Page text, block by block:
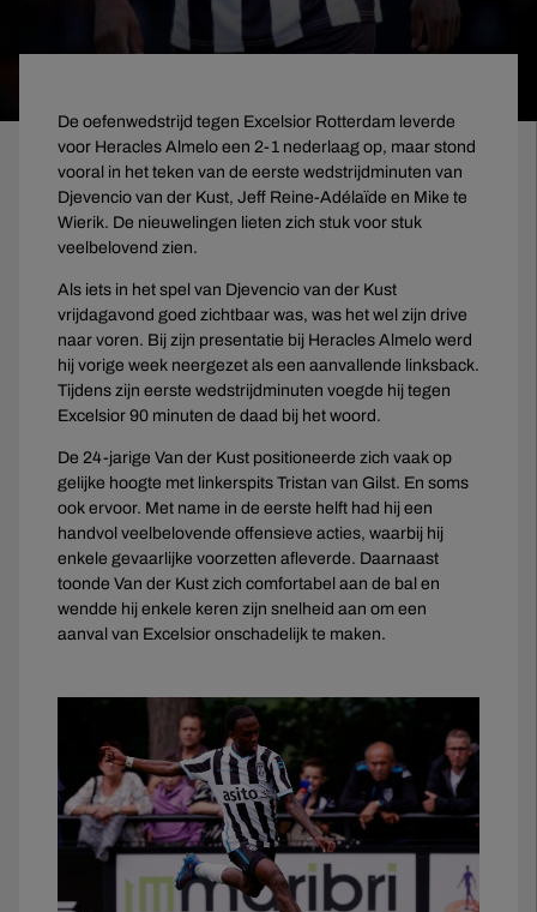
De oefenwedstrijd tegen Excelsior Rotterdam leverde
voor Heracles Almelo een 2-1 nederlaag op, maar stond
vooral in het teken van de eerste wedstrijdminuten van
Djevencio van der Kust, Jeff Reine-Adélaïde en Mike te
Wierik. De nieuwelingen lieten zich stuk voor stuk
veelbelovend zien.
Als iets in het spel van Djevencio van der Kust
vrijdagavond goed zichtbaar was, was het wel zijn drive
naar voren. Bij zijn presentatie bij Heracles Almelo werd
hij vorige week neergezet als een aanvallende linksback.
Tijdens zijn eerste wedstrijdminuten voegde hij tegen
Excelsior 90 minuten de daad bij het woord.
De 24-jarige Van der Kust positioneerde zich vaak op
gelijke hoogte met linkerspits Tristan van Gilst. En soms
ook ervoor. Met name in de eerste helft had hij een
handvol veelbelovende offensieve acties, waarbij hij
enkele gevaarlijke voorzetten afleverde. Daarnaast
toonde Van der Kust zich comfortabel aan de bal en
wendde hij enkele keren zijn snelheid aan om een
aanval van Excelsior onschadelijk te maken.